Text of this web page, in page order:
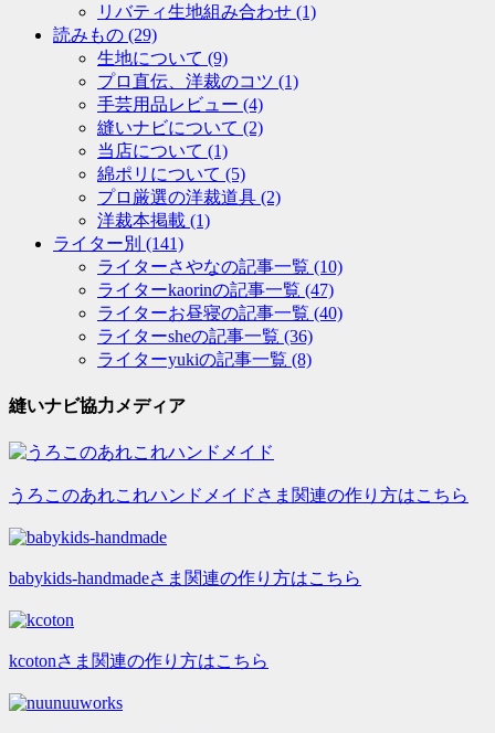
リバティ生地組み合わせ (1)
読みもの (29)
生地について (9)
プロ直伝、洋裁のコツ (1)
手芸用品レビュー (4)
縫いナビについて (2)
当店について (1)
綿ポリについて (5)
プロ厳選の洋裁道具 (2)
洋裁本掲載 (1)
ライター別 (141)
ライターさやなの記事一覧 (10)
ライターkaorinの記事一覧 (47)
ライターお昼寝の記事一覧 (40)
ライターsheの記事一覧 (36)
ライターyukiの記事一覧 (8)
縫いナビ協力メディア
うろこのあれこれハンドメイドさま関連の作り方はこちら
babykids-handmadeさま関連の作り方はこちら
kcotonさま関連の作り方はこちら